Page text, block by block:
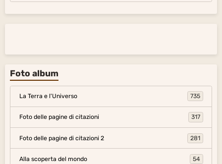
Foto album
La Terra e l'Universo 735
Foto delle pagine di citazioni 317
Foto delle pagine di citazioni 2 281
Alla scoperta del mondo 54